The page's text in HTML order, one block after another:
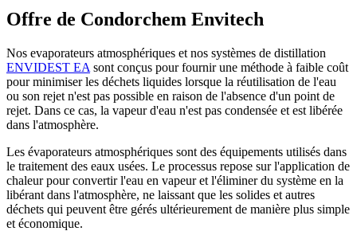
Offre de Condorchem Envitech
Nos evaporateurs atmosphériques et nos systèmes de distillation
ENVIDEST EA sont conçus pour fournir une méthode à faible coût
pour minimiser les déchets liquides lorsque la réutilisation de l'eau
ou son rejet n'est pas possible en raison de l'absence d'un point de
rejet. Dans ce cas, la vapeur d'eau n'est pas condensée et est libérée
dans l'atmosphère.
Les évaporateurs atmosphériques sont des équipements utilisés dans
le traitement des eaux usées. Le processus repose sur l'application de
chaleur pour convertir l'eau en vapeur et l'éliminer du système en la
libérant dans l'atmosphère, ne laissant que les solides et autres
déchets qui peuvent être gérés ultérieurement de manière plus simple
et économique.